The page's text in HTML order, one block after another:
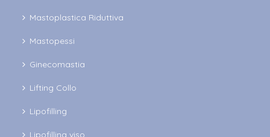
Mastoplastica Riduttiva
Mastopessi
Ginecomastia
Lifting Collo
Lipofilling
Lipofilling viso